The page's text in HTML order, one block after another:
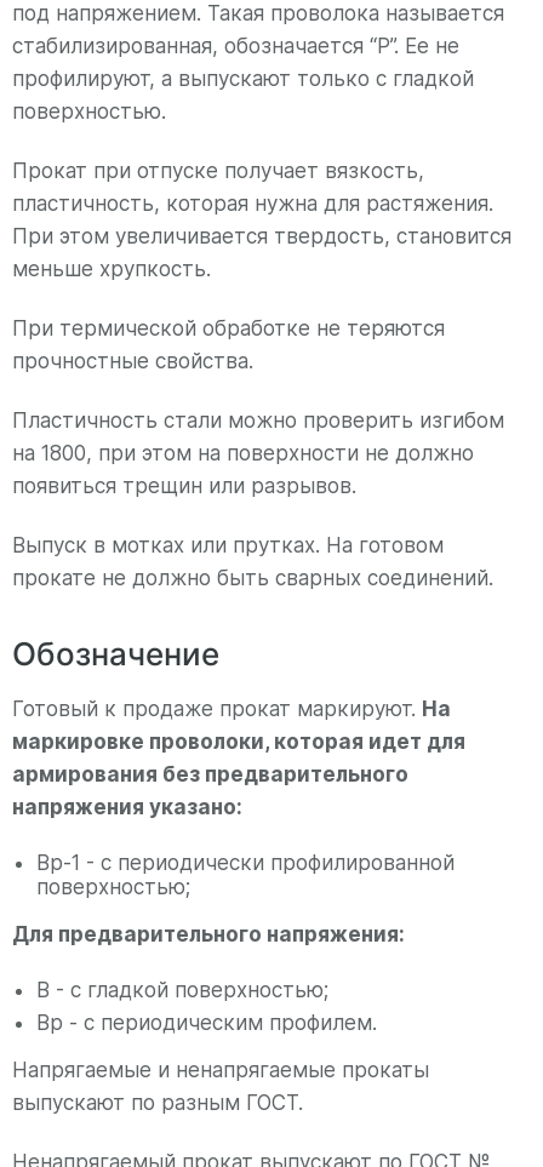
под напряжением. Такая проволока называется
стабилизированная, обозначается “Р”. Ее не
профилируют, а выпускают только с гладкой
поверхностью.
Прокат при отпуске получает вязкость,
пластичность, которая нужна для растяжения.
При этом увеличивается твердость, становится
меньше хрупкость.
При термической обработке не теряются
прочностные свойства.
Пластичность стали можно проверить изгибом
на 1800, при этом на поверхности не должно
появиться трещин или разрывов.
Выпуск в мотках или прутках. На готовом
прокате не должно быть сварных соединений.
Обозначение
Готовый к продаже прокат маркируют. На
маркировке проволоки, которая идет для
армирования без предварительного
напряжения указано:
Вр-1 - с периодически профилированной
поверхностью;
Для предварительного напряжения:
В - с гладкой поверхностью;
Вр - с периодическим профилем.
Напрягаемые и ненапрягаемые прокаты
выпускают по разным ГОСТ.